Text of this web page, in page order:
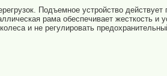
Подъемное устройство
рама обеспечивает жесткость и
и не регулировать